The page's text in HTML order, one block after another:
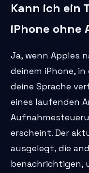
Kann ich ein
iPhone ohne
Ja, wenn Apples
deinem iPhone,
deine Sprache
eines laufenden
erscheint. Der
ausgelegt, die